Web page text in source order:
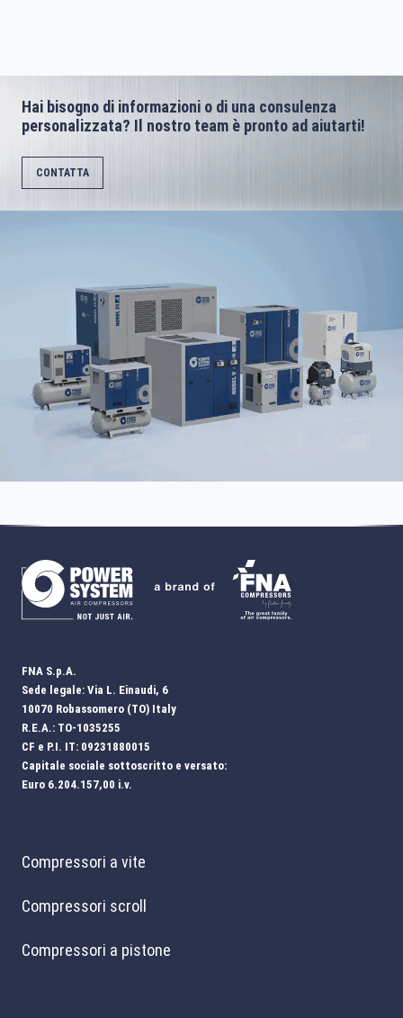
Hai bisogno di informazioni o di una consulenza
personalizzata? Il nostro team è pronto ad aiutarti!
CONTATTA
FNA S.p.A.
Sede legale: Via L. Einaudi, 6
10070 Robassomero (TO) Italy
R.E.A.: TO-1035255
CF e P.I. IT: 09231880015
Capitale sociale sottoscritto e versato:
Euro 6.204.157,00 i.v.
Compressori a vite
Compressori scroll
Compressori a pistone